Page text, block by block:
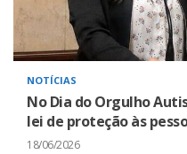
NOTÍCIAS
No Dia do Orgulho
lei de proteção às
18/06/2026